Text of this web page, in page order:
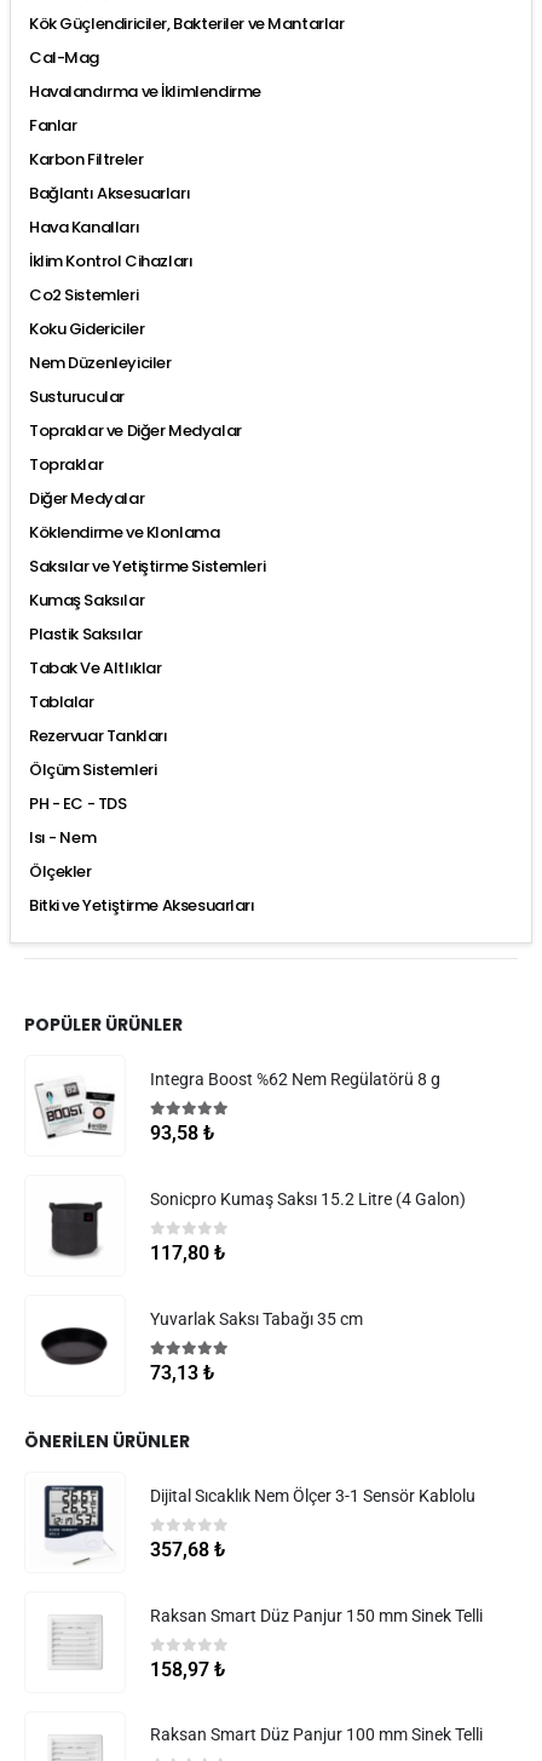
Kök Güçlendiriciler, Bakteriler ve Mantarlar
Cal-Mag
Havalandırma ve İklimlendirme
Fanlar
Karbon Filtreler
Bağlantı Aksesuarları
Hava Kanalları
İklim Kontrol Cihazları
Co2 Sistemleri
Koku Gidericiler
Nem Düzenleyiciler
Susturucular
Topraklar ve Diğer Medyalar
Topraklar
Diğer Medyalar
Köklendirme ve Klonlama
Saksılar ve Yetiştirme Sistemleri
Kumaş Saksılar
Plastik Saksılar
Tabak Ve Altlıklar
Tablalar
Rezervuar Tankları
Ölçüm Sistemleri
PH - EC - TDS
Isı - Nem
Ölçekler
Bitki ve Yetiştirme Aksesuarları
POPÜLER ÜRÜNLER
Integra Boost %62 Nem Regülatörü 8 g
5.005 üzerinden
93,58 ₺
Sonicpro Kumaş Saksı 15.2 Litre (4 Galon)
0 5 üzerinden
117,80 ₺
Yuvarlak Saksı Tabağı 35 cm
5.005 üzerinden
73,13 ₺
ÖNERILEN ÜRÜNLER
Dijital Sıcaklık Nem Ölçer 3-1 Sensör Kablolu
05 üzerinden
357,68 ₺
Raksan Smart Düz Panjur 150 mm Sinek Telli
0 5 üzerinden
158,97 ₺
Raksan Smart Düz Panjur 100 mm Sinek Telli